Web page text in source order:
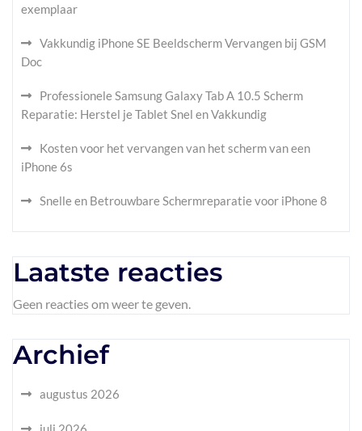
exemplaar
Vakkundig iPhone SE Beeldscherm Vervangen bij GSM
Doc
Professionele Samsung Galaxy Tab A 10.5 Scherm
Reparatie: Herstel je Tablet Snel en Vakkundig
Kosten voor het vervangen van het scherm van een
iPhone 6s
Snelle en Betrouwbare Schermreparatie voor iPhone 8
Laatste reacties
Geen reacties om weer te geven.
Archief
augustus 2026